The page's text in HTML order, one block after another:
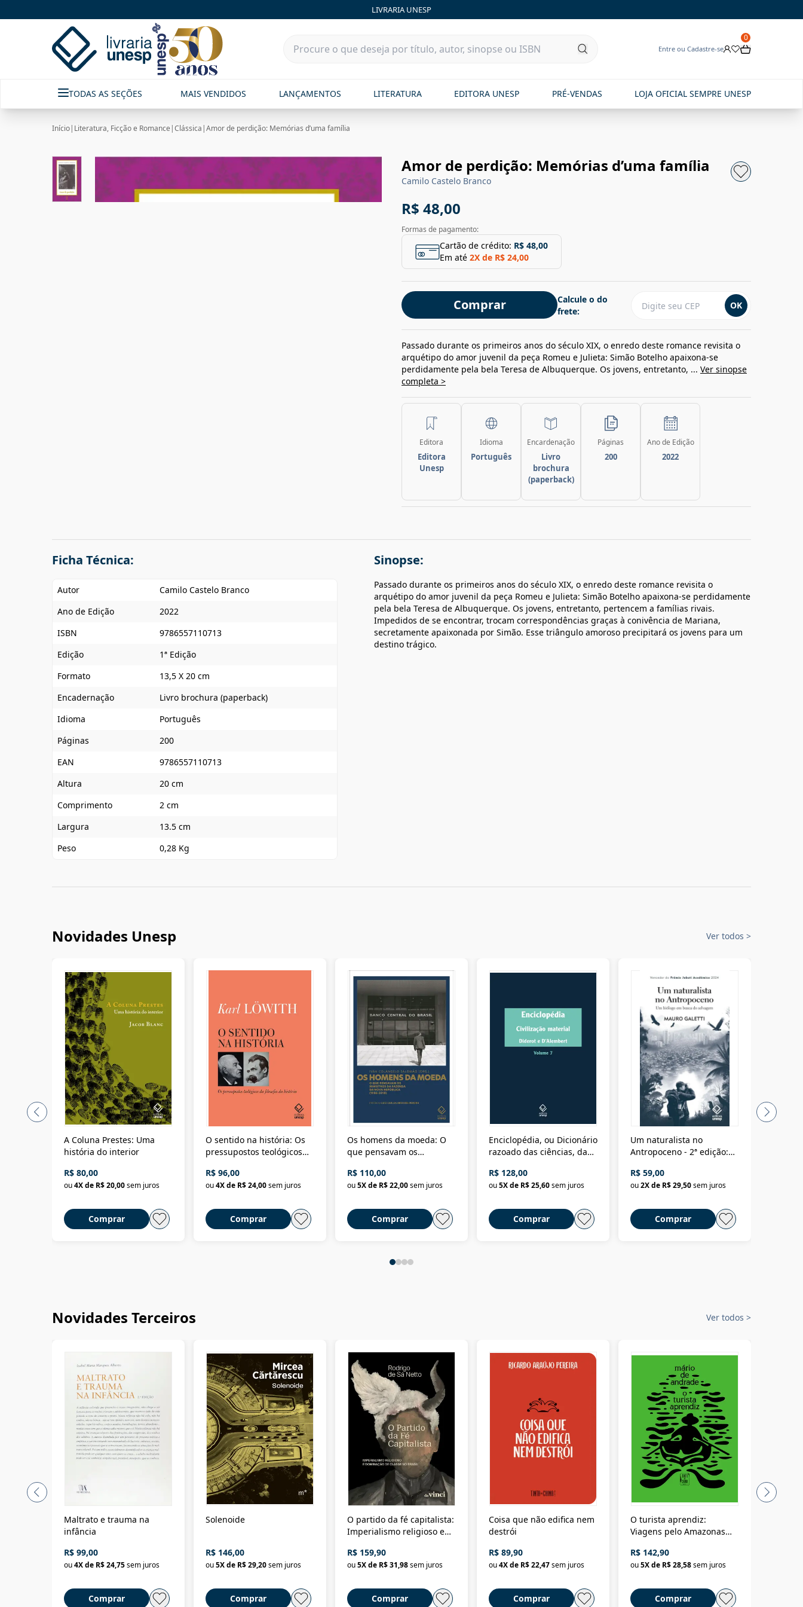
LIVRARIA UNESP
Entre ou Cadastre-se
0
TODAS AS SEÇÕES MAIS VENDIDOS LANÇAMENTOS LITERATURA EDITORA UNESP PRÉ-VENDAS LOJA OFICIAL SEMPRE UNESP
Início| Literatura, Ficção e Romance |Clássica |Amor de perdição: Memórias d’uma família
Amor de perdição: Memórias d’uma família
Camilo Castelo Branco
R$ 48,00
Formas de pagamento:
Cartão de crédito: R$ 48,00
Em até 2X de R$ 24,00
Comprar
Calcule o do
frete:
OK
Passado durante os primeiros anos do século XIX, o enredo deste romance revisita o
arquétipo do amor juvenil da peça Romeu e Julieta: Simão Botelho apaixona-se
perdidamente pela bela Teresa de Albuquerque. Os jovens, entretanto, ... Ver sinopse
completa >
Editora
Editora
Unesp
Idioma
Português
Encardenação
Livro
brochura
(paperback)
Páginas
200
Ano de Edição
2022
Ficha Técnica:
Autor
Camilo Castelo Branco
Ano de Edição
2022
ISBN
9786557110713
Edição
1ª Edição
Formato
13,5 X 20 cm
Encadernação
Livro brochura (paperback)
Idioma
Português
Páginas
200
EAN
9786557110713
Altura
20 cm
Comprimento
2 cm
Largura
13.5 cm
Peso
0,28 Kg
Sinopse:
Passado durante os primeiros anos do século XIX, o enredo deste romance revisita o
arquétipo do amor juvenil da peça Romeu e Julieta: Simão Botelho apaixona-se perdidamente
pela bela Teresa de Albuquerque. Os jovens, entretanto, pertencem a famílias rivais.
Impedidos de se encontrar, trocam correspondências graças à conivência de Mariana,
secretamente apaixonada por Simão. Esse triângulo amoroso precipitará os jovens para um
destino trágico.
Novidades Unesp Ver todos >
A Coluna Prestes: Uma
história do interior
R$ 80,00
ou4X de R$ 20,00sem juros
Comprar
O sentido na história: Os
pressupostos teológicos
R$ 96,00
ou4X de R$ 24,00sem juros
Comprar
Os homens da moeda: O
que pensavam os
Nova República (1985-
2018)
R$ 110,00
ou5X de R$ 22,00sem juros
Comprar
Enciclopédia, ou Dicionário
razoado das ciências, das
Civilização material
R$ 128,00
ou5X de R$ 25,60sem juros
Comprar
Um naturalista no
Antropoceno - 2ª edição:
selvagem
R$ 59,00
ou2X de R$ 29,50sem juros
Comprar
Novidades Terceiros Ver todos >
Maltrato e trauma na
infância
R$ 99,00
ou4X de R$ 24,75sem juros
Comprar
Solenoide
R$ 146,00
ou5X de R$ 29,20sem juros
Comprar
O partido da fé capitalista:
Imperialismo religioso e
Brasil
R$ 159,90
ou5X de R$ 31,98sem juros
Comprar
Coisa que não edifica nem
destrói
R$ 89,90
ou4X de R$ 22,47sem juros
Comprar
O turista aprendiz:
Viagens pelo Amazonas
até a Bolívia e por Marajó
até dizer chega
R$ 142,90
ou5X de R$ 28,58sem juros
Comprar